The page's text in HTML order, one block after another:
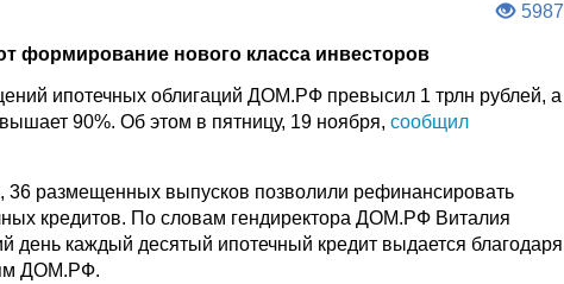
5987
формирование нового класса инвесторов
ипотечных облигаций ДОМ.РФ превысил 1 трлн рублей, а
90%. Об этом в пятницу, 19 ноября,сообщил
36 размещенных выпусков позволили рефинансировать
кредитов. По словам гендиректора ДОМ.РФ Виталия
день каждый десятый ипотечный кредит выдается благодаря
ДОМ.РФ.